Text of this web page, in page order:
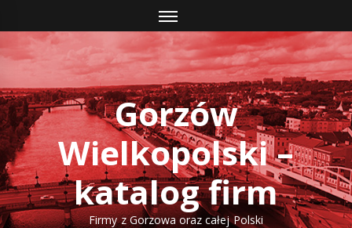
to
content
Gorzów
Wielkopolski –
katalog firm
Firmy z Gorzowa oraz całej Polski